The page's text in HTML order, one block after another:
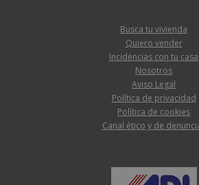
Busca tu vivienda
Quiero vender
Incidencias con tu casa
Nosotros
Aviso Legal
Política de privacidad
Política de cookies
Canal ético y de